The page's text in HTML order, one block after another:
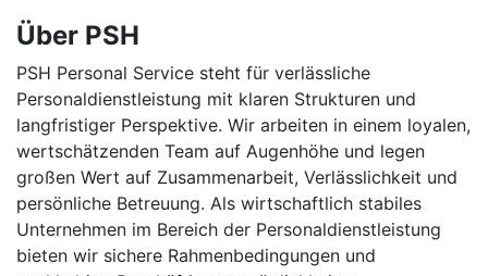
Über PSH
PSH Personal Service steht für verlässliche
Personaldienstleistung mit klaren Strukturen und
langfristiger Perspektive. Wir arbeiten in einem loyalen,
wertschätzenden Team auf Augenhöhe und legen
großen Wert auf Zusammenarbeit, Verlässlichkeit und
persönliche Betreuung. Als wirtschaftlich stabiles
Unternehmen im Bereich der Personaldienstleistung
bieten wir sichere Rahmenbedingungen und